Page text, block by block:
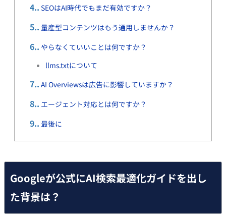
4. SEOはAI時代でもまだ有効ですか？
5. 量産型コンテンツはもう通用しませんか？
6. やらなくていいことは何ですか？
llms.txtについて
7. AI Overviewsは広告に影響していますか？
8. エージェント対応とは何ですか？
9. 最後に
Googleが公式にAI検索最適化ガイドを出し
た背景は？